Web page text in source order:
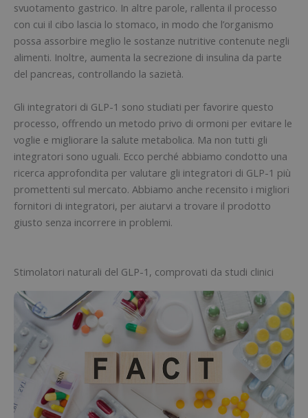
svuotamento gastrico. In altre parole, rallenta il processo
con cui il cibo lascia lo stomaco, in modo che l’organismo
possa assorbire meglio le sostanze nutritive contenute negli
alimenti. Inoltre, aumenta la secrezione di insulina da parte
del pancreas, controllando la sazietà.
Gli integratori di GLP-1 sono studiati per favorire questo
processo, offrendo un metodo privo di ormoni per evitare le
voglie e migliorare la salute metabolica. Ma non tutti gli
integratori sono uguali. Ecco perché abbiamo condotto una
ricerca approfondita per valutare gli integratori di GLP-1 più
promettenti sul mercato. Abbiamo anche recensito i migliori
fornitori di integratori, per aiutarvi a trovare il prodotto
giusto senza incorrere in problemi.
Stimolatori naturali del GLP-1, comprovati da studi clinici